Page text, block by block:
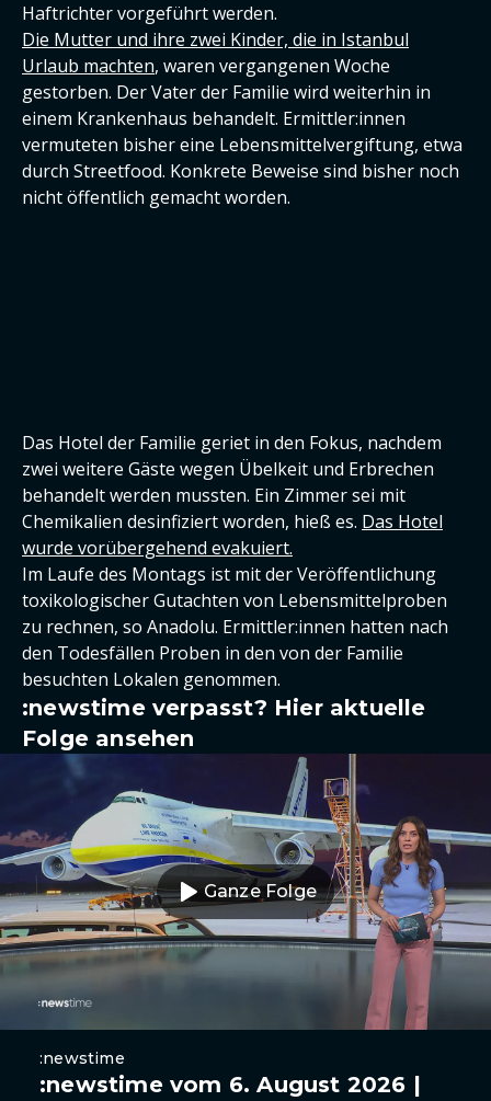
Haftrichter vorgeführt werden.
Die Mutter und ihre zwei Kinder, die in Istanbul
Urlaub machten, waren vergangenen Woche
gestorben. Der Vater der Familie wird weiterhin in
einem Krankenhaus behandelt. Ermittler:innen
vermuteten bisher eine Lebensmittelvergiftung, etwa
durch Streetfood. Konkrete Beweise sind bisher noch
nicht öffentlich gemacht worden.
Das Hotel der Familie geriet in den Fokus, nachdem
zwei weitere Gäste wegen Übelkeit und Erbrechen
behandelt werden mussten. Ein Zimmer sei mit
Chemikalien desinfiziert worden, hieß es. Das Hotel
wurde vorübergehend evakuiert.
Im Laufe des Montags ist mit der Veröffentlichung
toxikologischer Gutachten von Lebensmittelproben
zu rechnen, so Anadolu. Ermittler:innen hatten nach
den Todesfällen Proben in den von der Familie
besuchten Lokalen genommen.
:newstime verpasst? Hier aktuelle
Folge ansehen
Ganze Folge
:newstime
:newstime vom 6. August 2026 |